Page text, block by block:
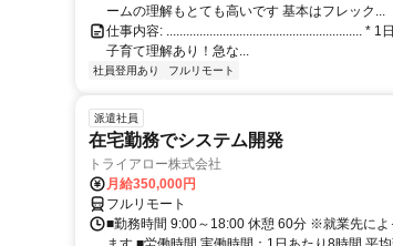
ームの理解もとても高いです 基本はフレック...
仕事内容: ........................................................... *
子育て理解あり！急な...
社員登用あり フルリモート
派遣社員
在宅勤務でシステム開発
トライアロー株式会社
月給350,000円
フルリモート
■勤務時間 9:00～18:00 休憩 60分 ※就業先に